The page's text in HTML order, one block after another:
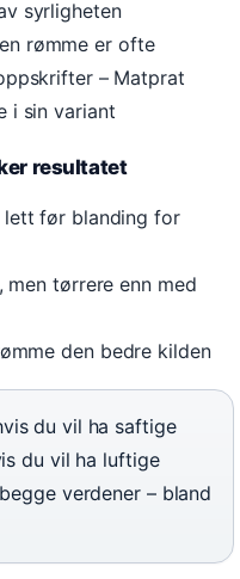
syrligheten
rømme er ofte
– Matprat
i sin variant
resultatet
lett før blanding for
tørrere enn med
den bedre kilden
du vil ha saftige
du vil ha luftige
verdener – bland